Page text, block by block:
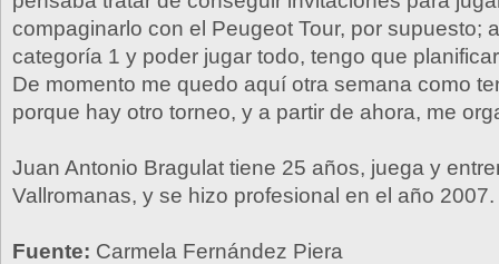
compaginarlo con el Peugeot Tour, por supuesto;
categoría 1 y poder jugar todo, tengo que
De momento me quedo aquí otra semana como
porque hay otro torneo, y a partir de ahora, me
Juan Antonio Bragulat tiene 25 años, juega y
Vallromanas, y se hizo profesional en el año 2007.
Fuente: Carmela Fernández Piera